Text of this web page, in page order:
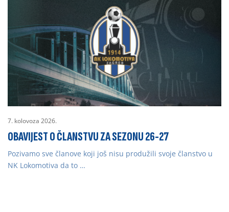
7. kolovoza 2026.
OBAVIJEST O ČLANSTVU ZA SEZONU 26-27
Pozivamo sve članove koji još nisu produžili svoje članstvo u
NK Lokomotiva da to …